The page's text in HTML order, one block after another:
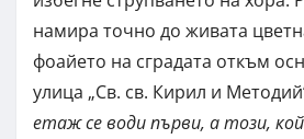
намира точно до живата
фоайето на сградата откъм
улица „Св. св. Кирил и
етаж се води първи, а този,